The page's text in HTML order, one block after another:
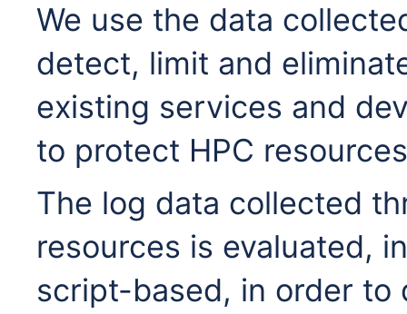
We use the data
detect, limit and
existing services and
to protect HPC
The log data collected
resources is evaluated,
script-based, in order to